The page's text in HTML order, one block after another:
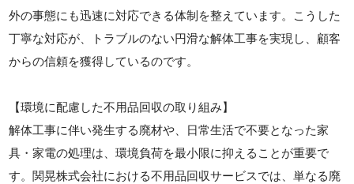
外の事態にも迅速に対応できる体制を整えています。こうした
丁寧な対応が、トラブルのない円滑な解体工事を実現し、顧客
からの信頼を獲得しているのです。
【環境に配慮した不用品回収の取り組み】
解体工事に伴い発生する廃材や、日常生活で不要となった家
具・家電の処理は、環境負荷を最小限に抑えることが重要で
す。関晃株式会社における不用品回収サービスでは、単なる廃